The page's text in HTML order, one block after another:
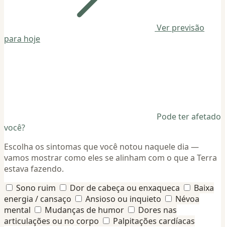
Ver previsão
para hoje
Pode ter afetado
você?
Escolha os sintomas que você notou naquele dia —
vamos mostrar como eles se alinham com o que a Terra
estava fazendo.
Sono ruim
Dor de cabeça ou enxaqueca
Baixa
energia / cansaço
Ansioso ou inquieto
Névoa
mental
Mudanças de humor
Dores nas
articulações ou no corpo
Palpitações cardíacas